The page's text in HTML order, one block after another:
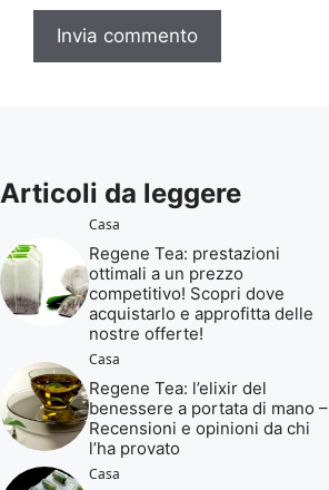
Articoli da leggere
Casa
Regene Tea: prestazioni
ottimali a un prezzo
competitivo! Scopri dove
acquistarlo e approfitta delle
nostre offerte!
Casa
Regene Tea: l’elixir del
benessere a portata di mano –
Recensioni e opinioni da chi
l’ha provato
Casa